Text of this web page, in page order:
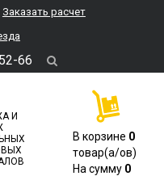
Заказать расчет
66
И
В корзине 0
товар(a/ов)
На сумму 0